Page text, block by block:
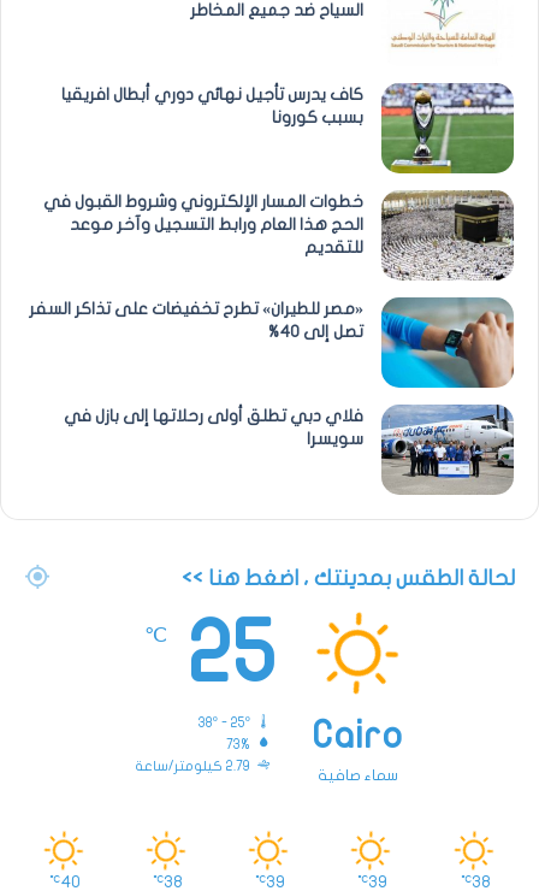
السياح ضد جميع المخاطر
كاف يدرس تأجيل نهائي دوري أبطال افريقيا
بسبب كورونا
خطوات المسار الإلكتروني وشروط القبول في
الحج هذا العام ورابط التسجيل وآخر موعد
للتقديم
«مصر للطيران» تطرح تخفيضات على تذاكر السفر
تصل إلى 40%
فلاي دبي تطلق أولى رحلاتها إلى بازل في
سويسرا
لحالة الطقس بمدينتك ، اضغط هنا >>
Cairo
سماء صافية
25
℃
73%
2.79 كيلومتر/ساعة
38
℃
39
℃
39
℃
38
℃
40
℃